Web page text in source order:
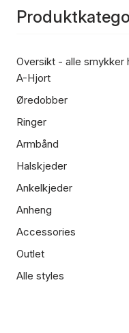
Oversikt - alle smykker
A-Hjort
Øredobber
Ringer
Armbånd
Halskjeder
Ankelkjeder
Anheng
Accessories
Outlet
Alle styles